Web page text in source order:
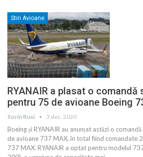
Stiri Avioane
RYANAIR a plasat o comandă
pentru 75 de avioane Boeing
Sorin Rusi 3 dec. 2020
Boeing și RYANAIR au anunțat astăzi o
de avioane 737 MAX, în total fiind comandate
737 MAX. RYANAIR a optat pentru modelul